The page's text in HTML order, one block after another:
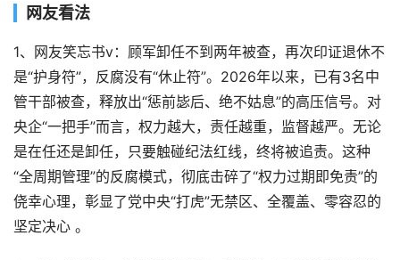
网友看法
1、网友笑忘书v：顾军卸任不到两年被查，再次印证退休不
是“护身符”，反腐没有“休止符”。2026年以来，已有3名中
管干部被查，释放出“惩前毖后、绝不姑息”的高压信号。对
央企“一把手”而言，权力越大，责任越重，监督越严。无论
是在任还是卸任，只要触碰纪法红线，终将被追责。这种
“全周期管理”的反腐模式，彻底击碎了“权力过期即免责”的
侥幸心理，彰显了党中央“打虎”无禁区、全覆盖、零容忍的
坚定决心 。